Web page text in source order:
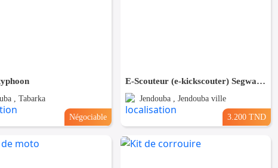
, Tabarka
Négociable
E-Scouteur (e-kickscouter) Segway zt3 pro
Jendouba , Jendouba ville
3.200 TND